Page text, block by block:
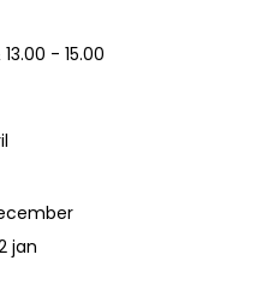
- 15.00
jan